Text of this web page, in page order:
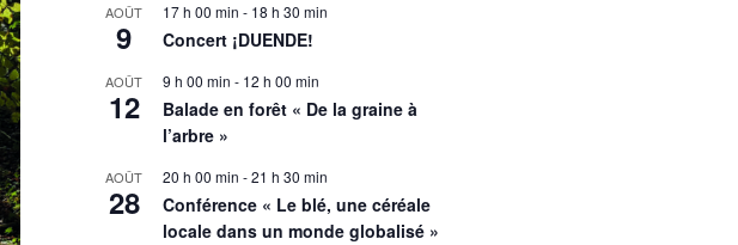
AOÛT
9
17 h 00 min - 18 h 30 min
Concert ¡DUENDE!
AOÛT
12
9 h 00 min - 12 h 00 min
Balade en forêt « De la graine à
l’arbre »
AOÛT
28
20 h 00 min -21 h 30 min
Conférence « Le blé, une céréale
locale dans un monde globalisé »